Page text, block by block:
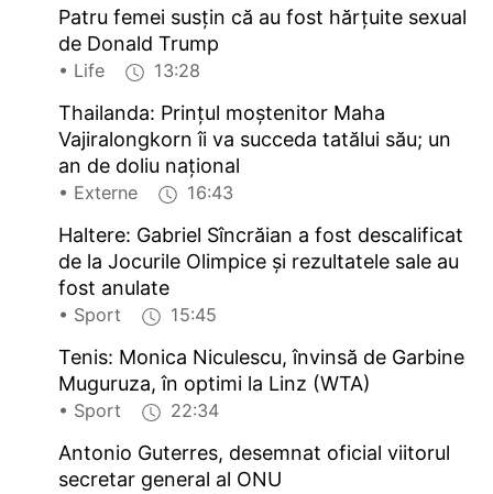
Patru femei susțin că au fost hărțuite sexual
de Donald Trump
• Life 13:28
Thailanda: Prințul moștenitor Maha
Vajiralongkorn îi va succeda tatălui său; un
an de doliu național
• Externe 16:43
Haltere: Gabriel Sîncrăian a fost descalificat
de la Jocurile Olimpice și rezultatele sale au
fost anulate
• Sport 15:45
Tenis: Monica Niculescu, învinsă de Garbine
Muguruza, în optimi la Linz (WTA)
• Sport 22:34
Antonio Guterres, desemnat oficial viitorul
secretar general al ONU